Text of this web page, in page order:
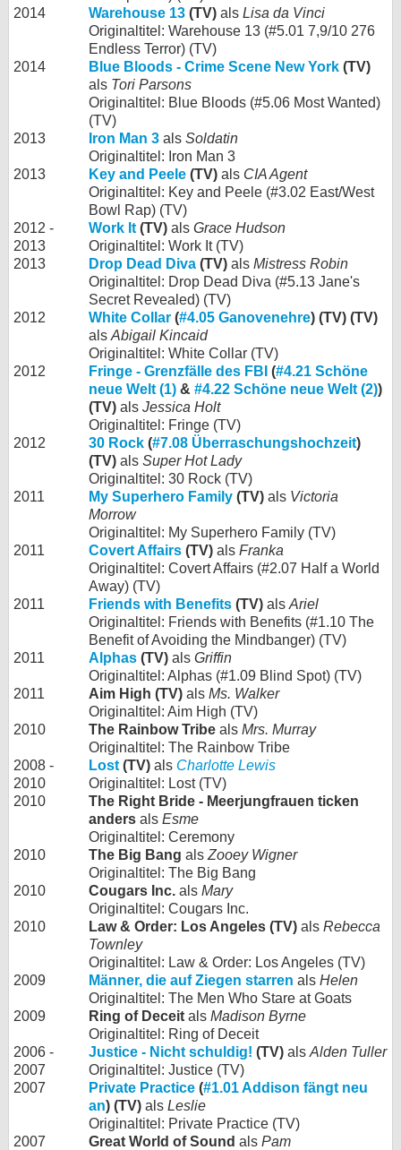
2014
Warehouse 13 (TV) als Lisa da Vinci
Originaltitel: Warehouse 13 (#5.01 7,9/10 276
Endless Terror) (TV)
2014
Blue Bloods - Crime Scene New York (TV)
als Tori Parsons
Originaltitel: Blue Bloods (#5.06 Most Wanted)
(TV)
2013
Iron Man 3 als Soldatin
Originaltitel: Iron Man 3
2013
Key and Peele (TV) als CIA Agent
Originaltitel: Key and Peele (#3.02 East/West
Bowl Rap) (TV)
2012 -
2013
Work It (TV) als Grace Hudson
Originaltitel: Work It (TV)
2013
Drop Dead Diva (TV) als Mistress Robin
Originaltitel: Drop Dead Diva (#5.13 Jane's
Secret Revealed) (TV)
2012
White Collar (#4.05 Ganovenehre) (TV) (TV)
als Abigail Kincaid
Originaltitel: White Collar (TV)
2012
Fringe - Grenzfälle des FBI (#4.21 Schöne
neue Welt (1) & #4.22 Schöne neue Welt (2))
(TV) als Jessica Holt
Originaltitel: Fringe (TV)
2012
30 Rock (#7.08 Überraschungshochzeit)
(TV) als Super Hot Lady
Originaltitel: 30 Rock (TV)
2011
My Superhero Family (TV) als Victoria
Morrow
Originaltitel: My Superhero Family (TV)
2011
Covert Affairs (TV) als Franka
Originaltitel: Covert Affairs (#2.07 Half a World
Away) (TV)
2011
Friends with Benefits (TV) als Ariel
Originaltitel: Friends with Benefits (#1.10 The
Benefit of Avoiding the Mindbanger) (TV)
2011
Alphas (TV) als Griffin
Originaltitel: Alphas (#1.09 Blind Spot) (TV)
2011
Aim High (TV) als Ms. Walker
Originaltitel: Aim High (TV)
2010
The Rainbow Tribe als Mrs. Murray
Originaltitel: The Rainbow Tribe
2008 -
2010
Lost (TV) als Charlotte Lewis
Originaltitel: Lost (TV)
2010
The Right Bride - Meerjungfrauen ticken
anders als Esme
Originaltitel: Ceremony
2010
The Big Bang als Zooey Wigner
Originaltitel: The Big Bang
2010
Cougars Inc. als Mary
Originaltitel: Cougars Inc.
2010
Law & Order: Los Angeles (TV) als Rebecca
Townley
Originaltitel: Law & Order: Los Angeles (TV)
2009
Männer, die auf Ziegen starren als Helen
Originaltitel: The Men Who Stare at Goats
2009
Ring of Deceit als Madison Byrne
Originaltitel: Ring of Deceit
2006 -
2007
Justice - Nicht schuldig! (TV) als Alden Tuller
Originaltitel: Justice (TV)
2007
Private Practice (#1.01 Addison fängt neu
an) (TV) als Leslie
Originaltitel: Private Practice (TV)
2007
Great World of Sound als Pam